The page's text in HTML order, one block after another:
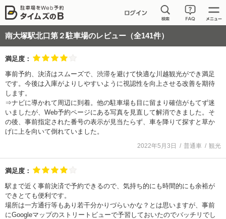
南大塚駅北口第２駐車場のレビュー（全141件）
満足度：
事前予約、決済はスムーズで、渋滞を避けて快適な川越観光ができ満足
です。今後は入庫がよりしやすいように視認性を向上させる改善を期待
します。
⇒ナビに導かれて周辺に到着。他の駐車場も目に留まり確信がもてず迷
いましたが、Web予約ページにある写真を見直して解消できました。そ
の後、事前指定された番号の表示が見当たらず、車を降りて探すと草か
げに上を向いて倒れていました。
2022年5月3日 普通車 観光
満足度：
駅まで近く事前決済で予約できるので、気持ち的にも時間的にも余裕が
できとても便利です。
場所は一方通行等もあり若干分かりづらいかな？とは思いますが、事前
にGoogleマップのストリートビューで予習しておいたのでバッチリでし